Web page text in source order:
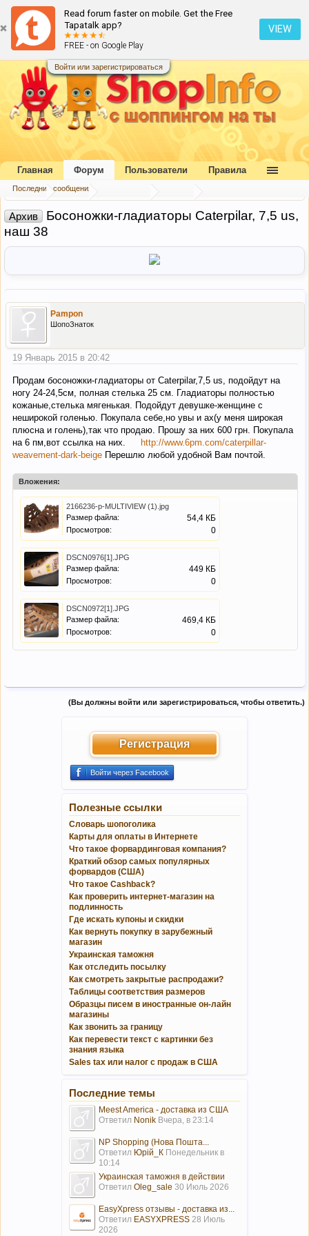
Read forum faster on mobile. Get the Free
Tapatalk app?
FREE - on Google Play
VIEW
Войти или зарегистрироваться
Главная Форум
Архив
Босоножки-гладиаторы Caterpilar, 7,5 us,
наш 38
Pampon
ШопоЗнаток
19 Январь 2015 в 20:42
Продам босоножки-гладиаторы от Caterpilar,7,5 us, подойдут на
ногу 24-24,5см, полная стелька 25 см. Гладиаторы полностью
кожаные,стелька мягенькая. Подойдут девушке-женщине с
неширокой голенью. Покупала себе,но увы и ах(у меня широкая
плюсна и голень),так что продаю. Прошу за них 600 грн. Покупала
на 6 пм,вот ссылка на них.
http://www.6pm.com/caterpillar-
weavement-dark-beige Перешлю любой удобной Вам почтой.
Вложения:
2166236-p-MULTIVIEW (1).jpg
Размер файла:
54,4 КБ
Просмотров: 0
DSCN0976[1].JPG
Размер файла:
449 КБ
Просмотров: 0
DSCN0972[1].JPG
Размер файла:
469,4 КБ
Просмотров: 0
(Вы должны войти или зарегистрироваться, чтобы ответить.)
Регистрация
Войти через Facebook
Полезные ссылки
Словарь шопоголика
Карты для оплаты в Интернете
Что такое форвардинговая компания?
Краткий обзор самых популярных
форвардов (США)
Что такое Cashback?
Как проверить интернет-магазин на
подлинность
Где искать купоны и скидки
Как вернуть покупку в зарубежный
магазин
Украинская таможня
Как отследить посылку
Как смотреть закрытые распродажи?
Таблицы соответствия размеров
Образцы писем в иностранные он-лайн
магазины
Как звонить за границу
Как перевести текст с картинки без
знания языка
Sales tax или налог с продаж в США
Последние темы
Meest America - доставка из США
Ответил Nonik Вчера, в 23:14
NP Shopping (Нова Пошта...
Ответил Юрій_К Понедельник в
10:14
Украинская таможня в действии
Ответил Oleg_sale 30 Июль 2026
EasyXpress отзывы - доставка из...
Ответил EASYXPRESS 28 Июль
2026
Главная Форум
Последние сообщения
Пользователи Правила